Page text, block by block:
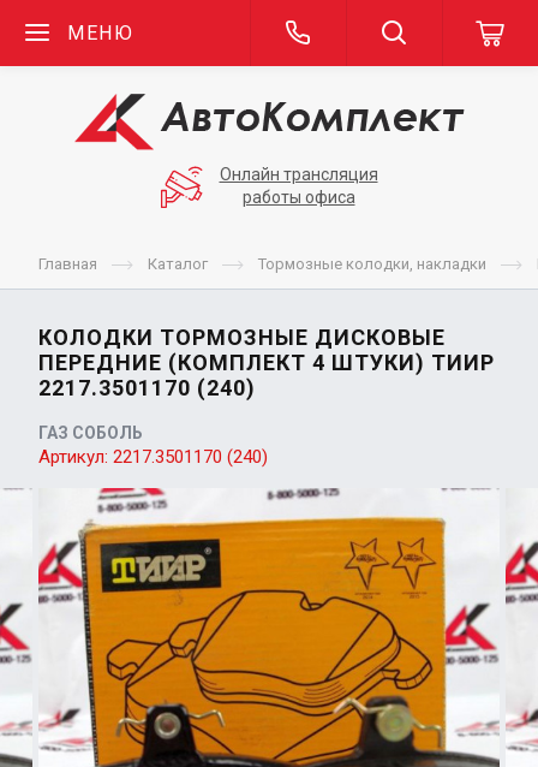
МЕНЮ
Онлайн трансляция
работы офиса
Главная Каталог Тормозные колодки, накладки
КОЛОДКИ ТОРМОЗНЫЕ ДИСКОВЫЕ
ПЕРЕДНИЕ (КОМПЛЕКТ 4 ШТУКИ) ТИИР
2217.3501170 (240)
ГАЗ СОБОЛЬ
Артикул: 2217.3501170 (240)